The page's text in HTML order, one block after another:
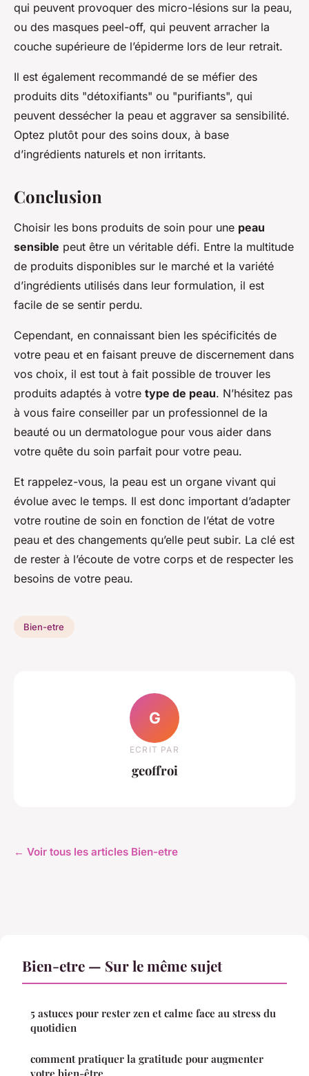
qui peuvent provoquer des micro-lésions sur la peau,
ou des masques peel-off, qui peuvent arracher la
couche supérieure de l’épiderme lors de leur retrait.
Il est également recommandé de se méfier des
produits dits "détoxifiants" ou "purifiants", qui
peuvent dessécher la peau et aggraver sa sensibilité.
Optez plutôt pour des soins doux, à base
d’ingrédients naturels et non irritants.
Conclusion
Choisir les bons produits de soin pour une peau
sensible peut être un véritable défi. Entre la multitude
de produits disponibles sur le marché et la variété
d’ingrédients utilisés dans leur formulation, il est
facile de se sentir perdu.
Cependant, en connaissant bien les spécificités de
votre peau et en faisant preuve de discernement dans
vos choix, il est tout à fait possible de trouver les
produits adaptés à votre type de peau. N’hésitez pas
à vous faire conseiller par un professionnel de la
beauté ou un dermatologue pour vous aider dans
votre quête du soin parfait pour votre peau.
Et rappelez-vous, la peau est un organe vivant qui
évolue avec le temps. Il est donc important d’adapter
votre routine de soin en fonction de l’état de votre
peau et des changements qu’elle peut subir. La clé est
de rester à l’écoute de votre corps et de respecter les
besoins de votre peau.
Bien-etre
G
ECRIT PAR
geoffroi
← Voir tous les articles Bien-etre
Bien-etre — Sur le même sujet
5 astuces pour rester zen et calme face au stress du
quotidien
comment pratiquer la gratitude pour augmenter